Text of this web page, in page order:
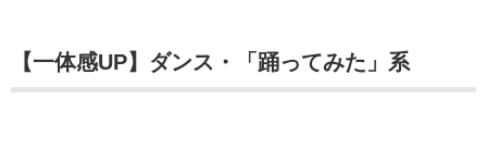
【一体感UP】ダンス・「踊ってみた」系